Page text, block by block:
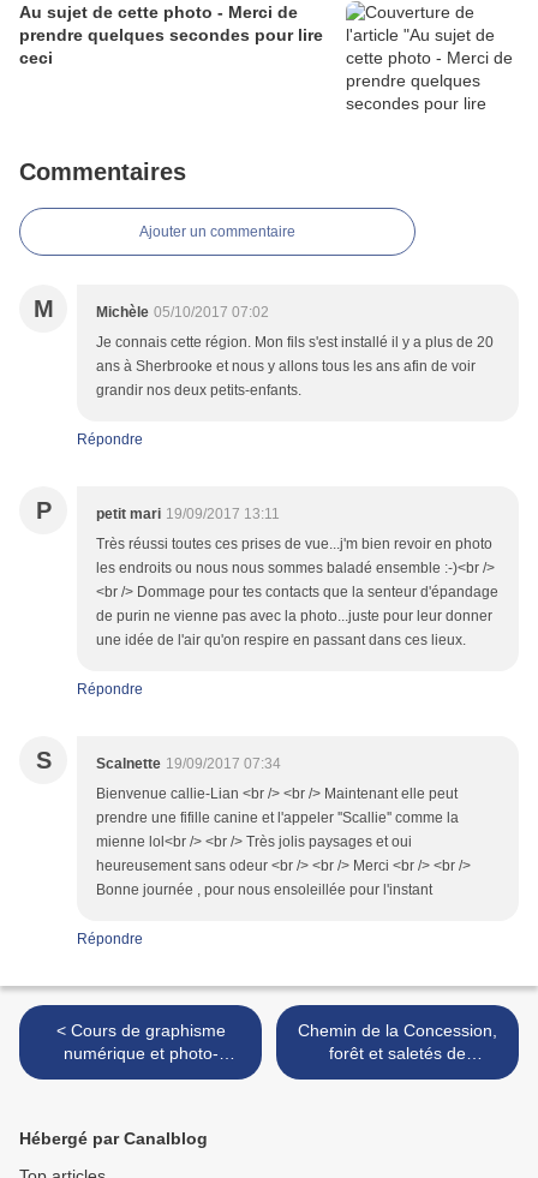
Au sujet de cette photo - Merci de
prendre quelques secondes pour lire
ceci
Commentaires
Ajouter un commentaire
M Michèle 05/10/2017 07:02
Je connais cette région. Mon fils s'est installé il y a plus de 20
ans à Sherbrooke et nous y allons tous les ans afin de voir
grandir nos deux petits-enfants.
Répondre
P petit mari 19/09/2017 13:11
Très réussi toutes ces prises de vue...j'm bien revoir en photo
les endroits ou nous nous sommes baladé ensemble :-)<br />
<br /> Dommage pour tes contacts que la senteur d'épandage
de purin ne vienne pas avec la photo...juste pour leur donner
une idée de l'air qu'on respire en passant dans ces lieux.
Répondre
S Scalnette 19/09/2017 07:34
Bienvenue callie-Lian <br /> <br /> Maintenant elle peut
prendre une fifille canine et l'appeler ''Scallie'' comme la
mienne lol<br /> <br /> Très jolis paysages et oui
heureusement sans odeur <br /> <br /> Merci <br /> <br />
Bonne journée , pour nous ensoleillée pour l'instant
Répondre
< Cours de graphisme
numérique et photo-
montage sur mon forum
Chemin de la Concession,
forêt et saletés de
chasseurs - Path of the
Hébergé par Canalblog